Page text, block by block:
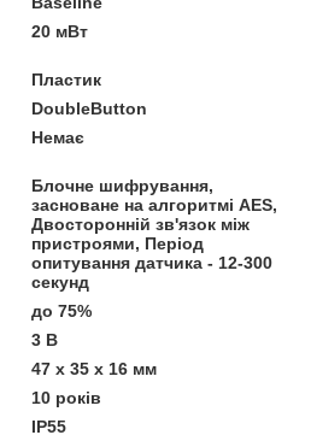
20 мВт
Пластик
DoubleButton
Немає
Блочне шифрування,
засноване на алгоритмі AES,
Двосторонній зв'язок між
пристроями, Період
опитування датчика - 12-300
секунд
до 75%
3 В
47 х 35 х 16 мм
10 років
IP55